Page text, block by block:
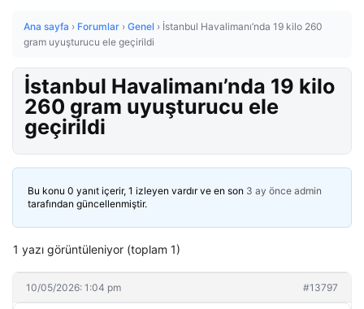
Ana sayfa › Forumlar › Genel › İstanbul Havalimanı’nda 19 kilo 260
gram uyuşturucu ele geçirildi
İstanbul Havalimanı’nda 19 kilo
260 gram uyuşturucu ele
geçirildi
Bu konu 0 yanıt içerir, 1 izleyen vardır ve en son 3 ay önce admin
tarafından güncellenmiştir.
1 yazı görüntüleniyor (toplam 1)
10/05/2026: 1:04 pm #13797